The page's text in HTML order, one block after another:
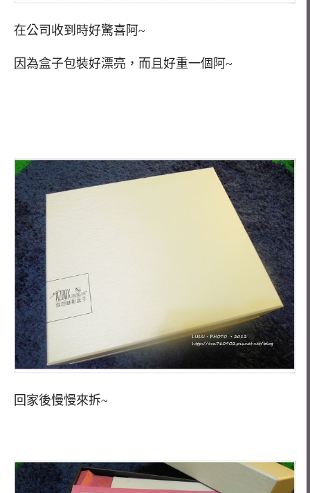
在公司收到時好驚喜阿~
因為盒子包裝好漂亮，而且好重一個阿~
回家後慢慢來拆~